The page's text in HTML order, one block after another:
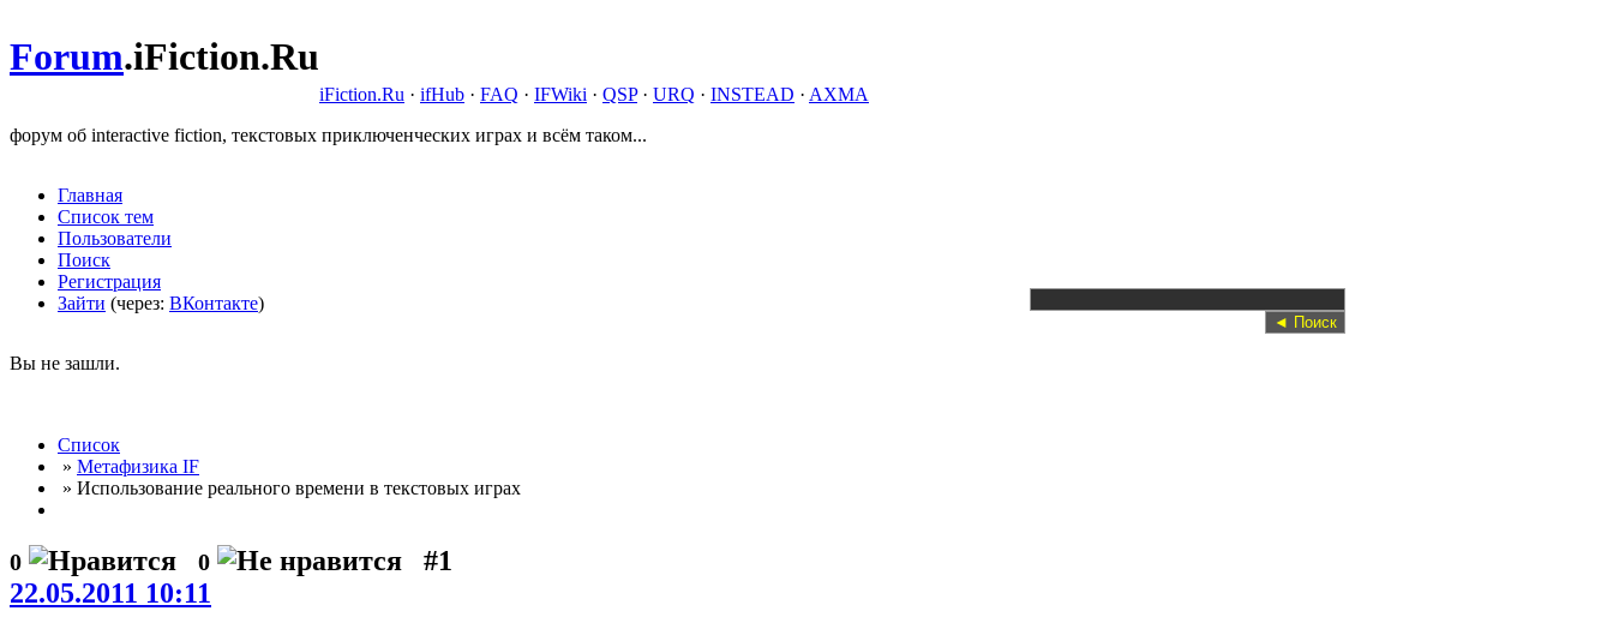
Forum.iFiction.Ru
iFiction.Ru · ifHub · FAQ · IFWiki · QSP· URQ · INSTEAD · AXMA
форум об interactive fiction, текстовых приключенческих играх и всём таком...
Главная
Список тем
Пользователи
Поиск
Регистрация
Зайти (через: ВКонтакте)
Вы не зашли.
Список
» Метафизика IF
» Использование реального времени в текстовых играх
0 0
#1
22.05.2011 10:11